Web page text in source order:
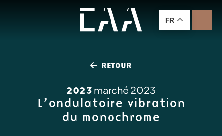
RETOUR
2023 marché 2023
L’ondulatoire vibration
du monochrome
FR